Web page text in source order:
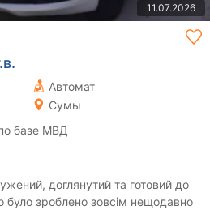
11.07.2026
Автомат
Сумы
базе МВД
доглянутий та готовий до
було зроблено зовсім нещодавно